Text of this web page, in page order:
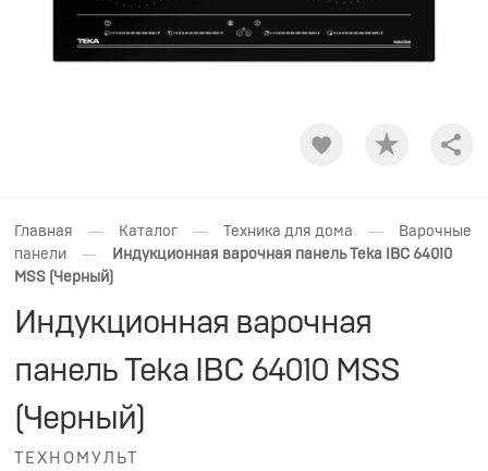
Главная — Каталог — Техника для дома —
Варочные
панели
—
Индукционная варочная панель Teka IBC 64010
MSS (Черный)
Индукционная варочная
панель Teka IBC 64010 MSS
(Черный)
ТЕХНОМУЛЬТ